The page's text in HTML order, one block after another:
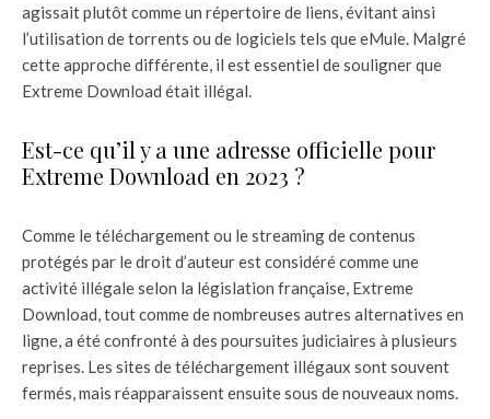
agissait plutôt comme un répertoire de liens, évitant ainsi
l’utilisation de torrents ou de logiciels tels que eMule. Malgré
cette approche différente, il est essentiel de souligner que
Extreme Download était illégal.
Est-ce qu’il y a une adresse officielle pour
Extreme Download en 2023 ?
Comme le téléchargement ou le streaming de contenus
protégés par le droit d’auteur est considéré comme une
activité illégale selon la législation française, Extreme
Download, tout comme de nombreuses autres alternatives en
ligne, a été confronté à des poursuites judiciaires à plusieurs
reprises. Les sites de téléchargement illégaux sont souvent
fermés, mais réapparaissent ensuite sous de nouveaux noms.